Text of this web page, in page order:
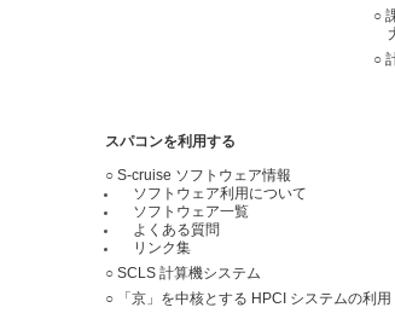
スパコンを利用する
S-cruise ソフトウェア情報
ソフトウェア利用について
ソフトウェア一覧
よくある質問
リンク集
SCLS 計算機システム
「京」を中核とする HPCI システムの利用